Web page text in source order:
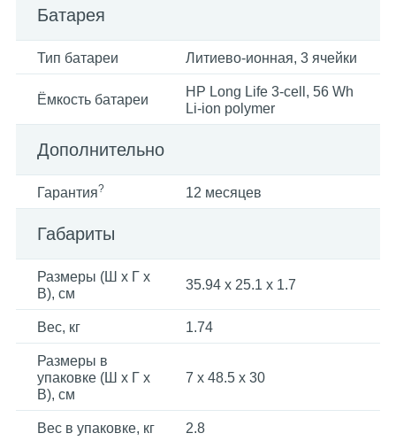
Батарея
Тип батареи Литиево-ионная, 3 ячейки
Ёмкость батареи
HP Long Life 3-cell, 56 Wh
Li-ion polymer
Дополнительно
Гарантия? 12 месяцев
Габариты
Размеры (Ш x Г x
В), см
35.94 x 25.1 x 1.7
Вес, кг 1.74
Размеры в
упаковке (Ш x Г x
В), см
7 x 48.5 x 30
Вес в упаковке, кг 2.8